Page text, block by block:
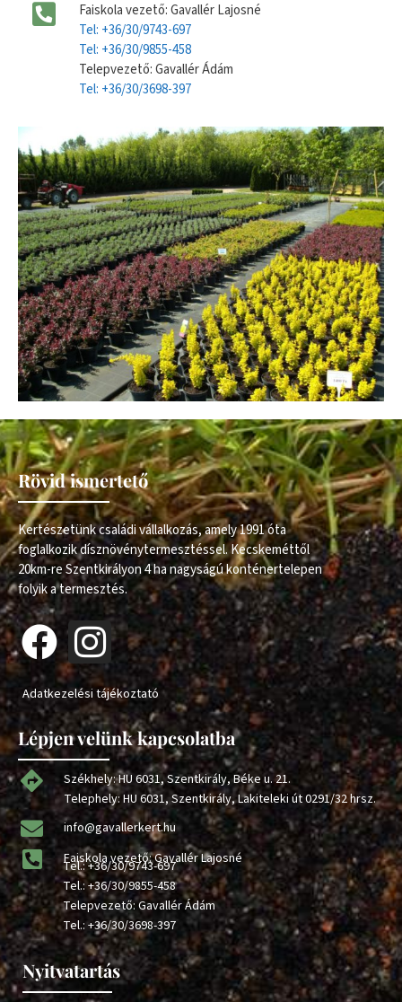
Faiskola vezető: Gavallér Lajosné
Tel: +36/30/9743-697
Tel: +36/30/9855-458
Telepvezető: Gavallér Ádám
Tel: +36/30/3698-397
Rövid ismertető
Kertészetünk családi vállalkozás, amely 1991 óta
foglalkozik dísznövénytermesztéssel. Kecskeméttől
20km-re Szentkirályon 4 ha nagyságú konténertelepen
folyik a termesztés.
Adatkezelési tájékoztató
Lépjen velünk kapcsolatba
Székhely: HU 6031, Szentkirály, Béke u. 21.
Telephely: HU 6031, Szentkirály, Lakiteleki út 0291/32 hrsz.
info@gavallerkert.hu
Faiskola vezető: Gavallér Lajosné
Tel.:+36/30/9743-697
Tel.:+36/30/9855-458
Telepvezető: Gavallér Ádám
Tel.:+36/30/3698-397
Nyitvatartás